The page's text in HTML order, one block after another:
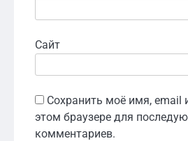
Сайт
Сохранить моё имя, email
этом браузере для
комментариев.